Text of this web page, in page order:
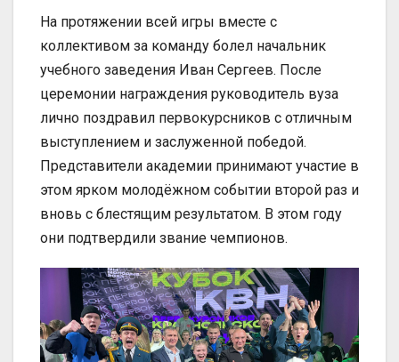
На протяжении всей игры вместе с
коллективом за команду болел начальник
учебного заведения Иван Сергеев. После
церемонии награждения руководитель вуза
лично поздравил первокурсников с отличным
выступлением и заслуженной победой.
Представители академии принимают участие в
этом ярком молодёжном событии второй раз и
вновь с блестящим результатом. В этом году
они подтвердили звание чемпионов.